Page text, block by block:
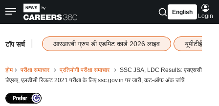
English
Login
टॉप सर्च आरआरबी ग्रुप डी एडमिट कार्ड 2026 लाइव यूपीटीईटी
होम परीक्षा समाचार प्रतियोगी परीक्षा समाचार
SSC JSA, LDC Results: एसएससी
जेएसए, एलडीसी रिजल्ट 2021 परीक्षा के लिए ssc.gov.in पर जारी; कट-ऑफ अंक जांचें